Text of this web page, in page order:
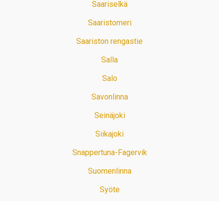
Saariselkä
Saaristomeri
Saariston rengastie
Salla
Salo
Savonlinna
Seinäjoki
Siikajoki
Snappertuna-Fagervik
Suomenlinna
Syöte